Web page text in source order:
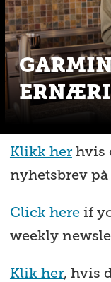
Klikk herhvis
nyhetsbrev
Click hereif
weekly
Klik her, hvis